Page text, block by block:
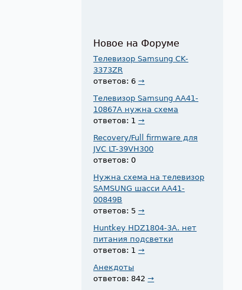
Новое на Форуме
Телевизор Samsung CK-
3373ZR
ответов: 6→
Телевизор Samsung AA41-
10867A нужна схема
ответов: 1→
Recovery/Full firmware для
JVC LT-39VH300
ответов: 0
Нужна схема на телевизор
SAMSUNG шасси AA41-
00849B
ответов: 5→
Huntkey HDZ1804-3A. нет
питания подсветки
ответов: 1→
Анекдоты
ответов: 842→